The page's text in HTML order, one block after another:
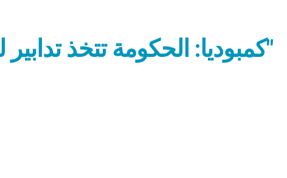
كمبوديا: الحكومة تتخذ تدابير لمواجهة "التبشير المسيحي"